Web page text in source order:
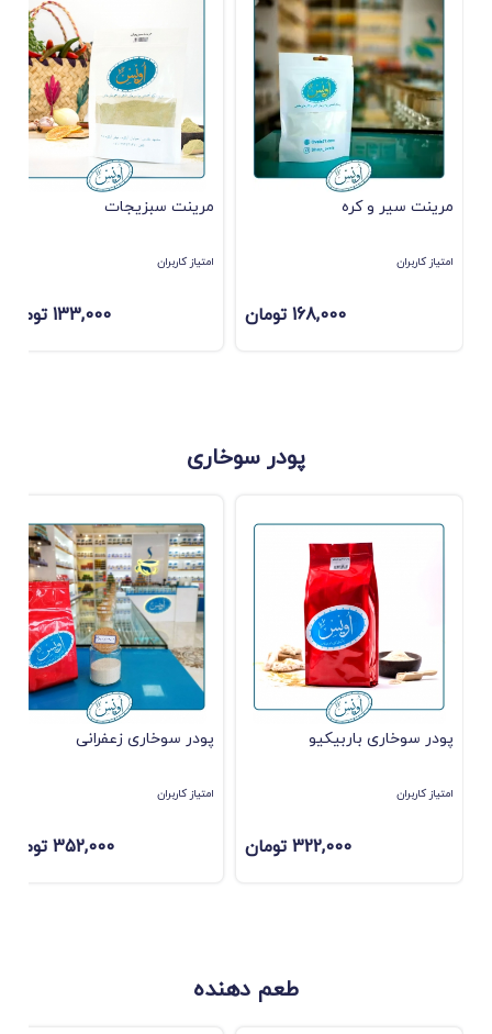
مرینت سیر و کره
امتیاز کاربران
168,000 تومان
مرینت سبزیجات
امتیاز کاربران
133,000 تومان
پودر سوخاری
پودر سوخاری باربیکیو
امتیاز کاربران
322,000 تومان
پودر سوخاری زعفرانی
امتیاز کاربران
352,000 تومان
طعم دهنده